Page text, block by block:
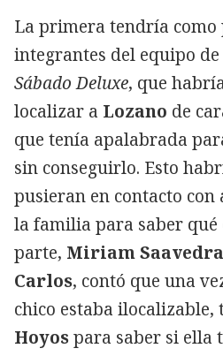
La primera tendría como
integrantes del equipo
Sábado Deluxe, que
localizar a Lozano de
que tenía apalabrada
sin conseguirlo. Esto
pusieran en contacto
la familia para saber qué
parte, Miriam Saavedra
Carlos, contó que una
chico estaba ilocalizable,
Hoyospara saber si ella